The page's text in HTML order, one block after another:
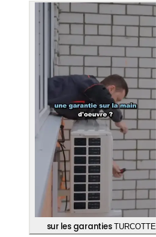
sur les garantiesTURCOTTE